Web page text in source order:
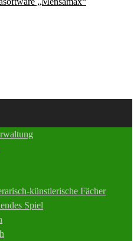
künstlerische Fächer
Spiel